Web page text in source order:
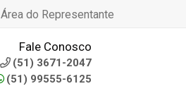
Área do Representante
Fale Conosco
(51) 3671-2047
(51) 99555-6125